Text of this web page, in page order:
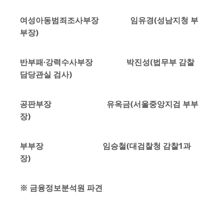
여성아동범죄조사부장 임유경(성남지청 부
부장)
반부패·강력수사부장 박진성(법무부 감찰
담당관실 검사)
공판부장 유옥금(서울중앙지검 부부
장)
부부장 임승철(대검찰청 감찰1과
장)
※ 금융정보분석원 파견